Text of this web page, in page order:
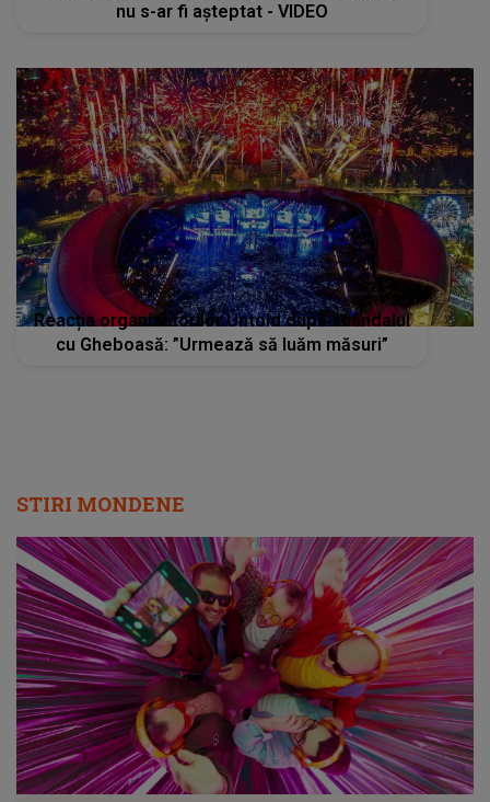
nu s-ar fi așteptat - VIDEO
Reacția organizatorilor Untold după scandalul
cu Gheboasă: ”Urmează să luăm măsuri”
STIRI MONDENE